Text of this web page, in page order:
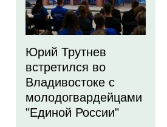
Юрий Трутнев
встретился во
Владивостоке с
молодогвардейцами
"Единой России"